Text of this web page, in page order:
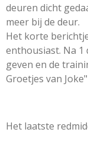
deuren dicht
meer bij de deur.
Het korte
enthousiast. Na 1
geven en de
Groetjes van Joke"
Het laatste